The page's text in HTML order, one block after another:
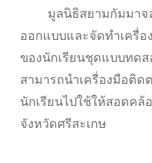
มูลนิธิสยามกัมมาจ
ออกแบบและจัดทำเครื่
ของนักเรียนชุดแบบทด
สามารถนำเครื่องมือติด
นักเรียนไปใช้ให้สอดคล้
จังหวัดศรีสะเกษ